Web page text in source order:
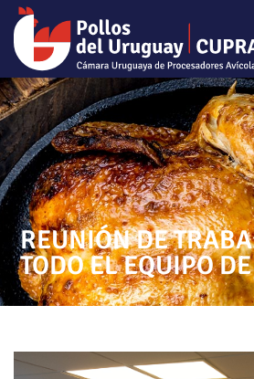
REUNIÓN DE
TODO EL EQUIPO